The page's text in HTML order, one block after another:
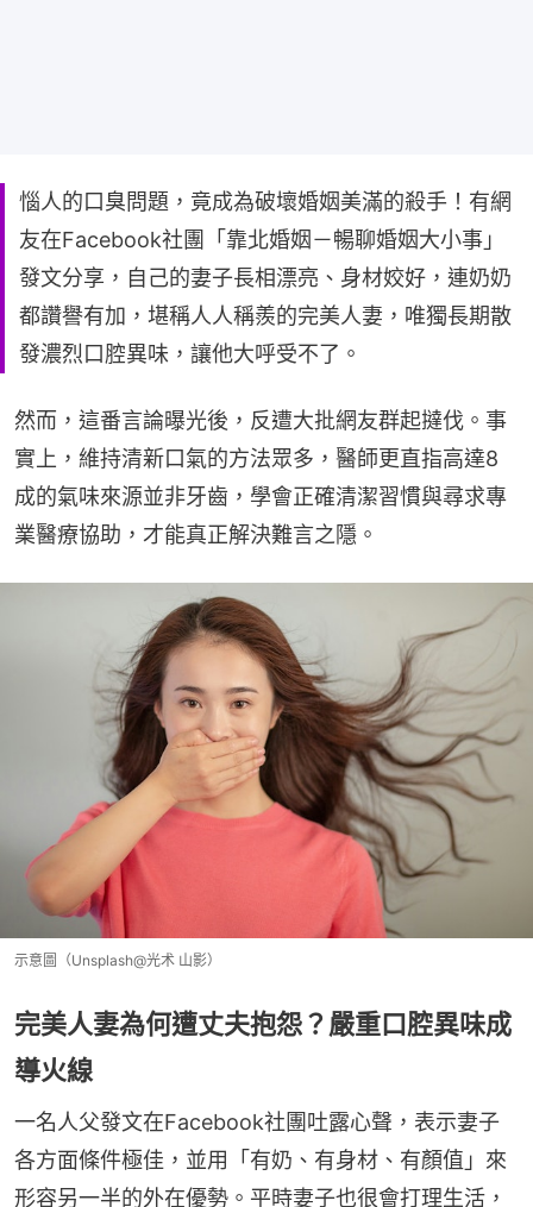
惱人的口臭問題，竟成為破壞婚姻美滿的殺手！有網
友在Facebook社團「靠北婚姻－暢聊婚姻大小事」
發文分享，自己的妻子長相漂亮、身材姣好，連奶奶
都讚譽有加，堪稱人人稱羨的完美人妻，唯獨長期散
發濃烈口腔異味，讓他大呼受不了。
然而，這番言論曝光後，反遭大批網友群起撻伐。事
實上，維持清新口氣的方法眾多，醫師更直指高達8
成的氣味來源並非牙齒，學會正確清潔習慣與尋求專
業醫療協助，才能真正解決難言之隱。
示意圖（Unsplash@光术 山影）
完美人妻為何遭丈夫抱怨？嚴重口腔異味成
導火線
一名人父發文在Facebook社團吐露心聲，表示妻子
各方面條件極佳，並用「有奶、有身材、有顏值」來
形容另一半的外在優勢。平時妻子也很會打理生活，